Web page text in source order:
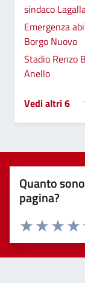
sindaco
Emergenza
Borgo Nuovo
Stadio Renzo
Anello
Vedi altri 6
Quanto
pagina?
Valuta
Valuta 2
Valuta 1 stelle